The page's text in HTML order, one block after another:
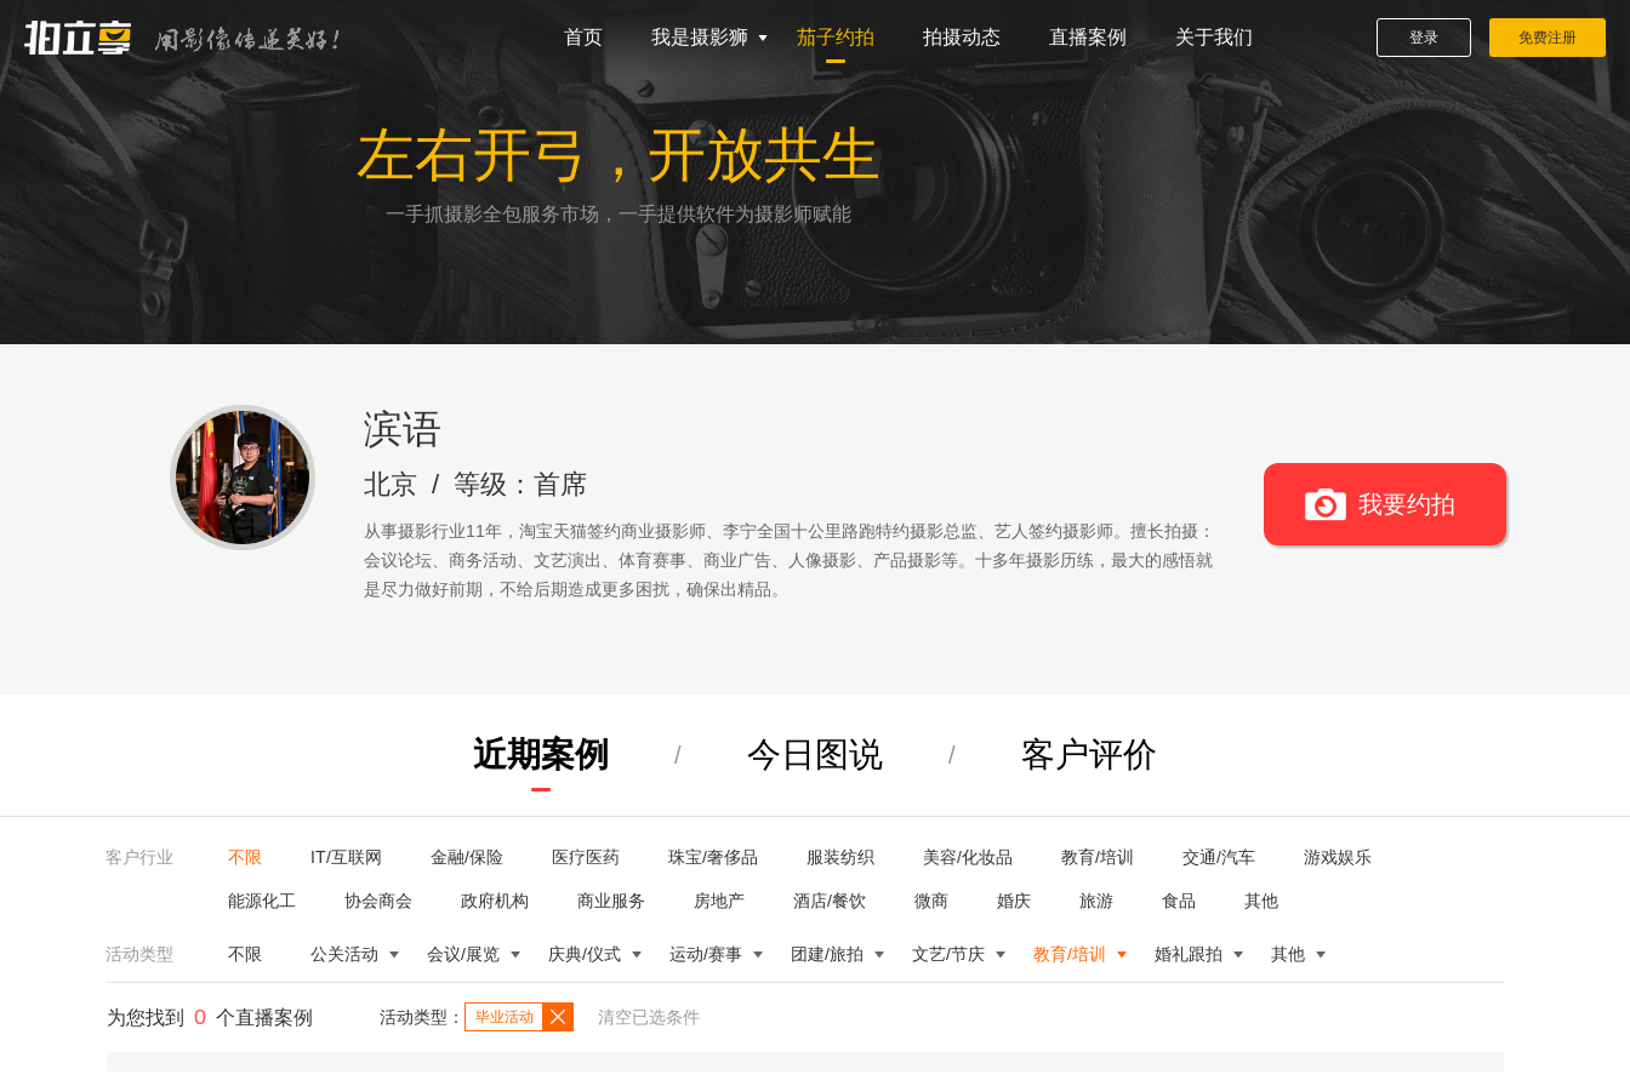
首页 我是摄影狮 茄子约拍 拍摄动态 直播案例 关于我们 登录 免费注册
左右开弓，开放共生
一手抓摄影全包服务市场，一手提供软件为摄影师赋能
滨语
北京 / 等级：首席
从事摄影行业11年，淘宝天猫签约商业摄影师、李宁全国十公里路跑特约摄影总监、艺人签约摄影师。擅长拍摄：
会议论坛、商务活动、文艺演出、体育赛事、商业广告、人像摄影、产品摄影等。十多年摄影历练，最大的感悟就
是尽力做好前期，不给后期造成更多困扰，确保出精品。
我要约拍
近期案例 / 今日图说 / 客户评价
客户行业 不限 IT/互联网 金融/保险 医疗医药 珠宝/奢侈品 服装纺织 美容/化妆品 教育/培训 交通/汽车 游戏娱乐
能源化工 协会商会 政府机构 商业服务 房地产 酒店/餐饮 微商 婚庆 旅游 食品 其他
活动类型 不限 公关活动 会议/展览 庆典/仪式 运动/赛事 团建/旅拍 文艺/节庆 教育/培训 婚礼跟拍 其他
为您找到 0 个直播案例 活动类型： 毕业活动 清空已选条件